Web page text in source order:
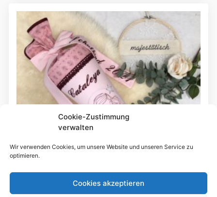
Cookie-Zustimmung
verwalten
Wir verwenden Cookies, um unsere Website und unseren Service zu
optimieren.
Cookies akzeptieren